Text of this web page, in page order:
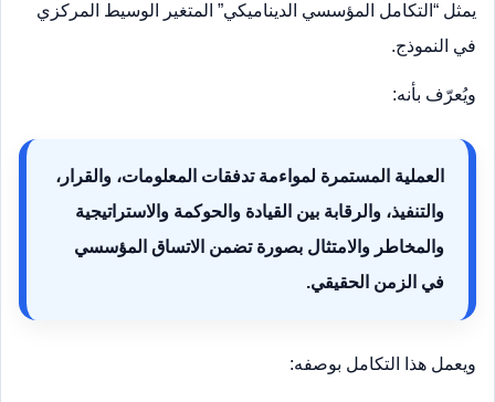
يمثل “التكامل المؤسسي الديناميكي” المتغير الوسيط المركزي
في النموذج.
ويُعرّف بأنه:
العملية المستمرة لمواءمة تدفقات المعلومات، والقرار،
والتنفيذ، والرقابة بين القيادة والحوكمة والاستراتيجية
والمخاطر والامتثال بصورة تضمن الاتساق المؤسسي
في الزمن الحقيقي.
ويعمل هذا التكامل بوصفه: